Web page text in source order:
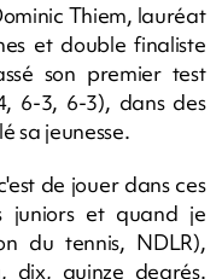
Thiem, lauréat
et double finaliste
son premier test
6-3, 6-3), dans des
sa jeunesse.
de jouer dans ces
juniors et quand je
du tennis, NDLR),
dix, quinze degrés.